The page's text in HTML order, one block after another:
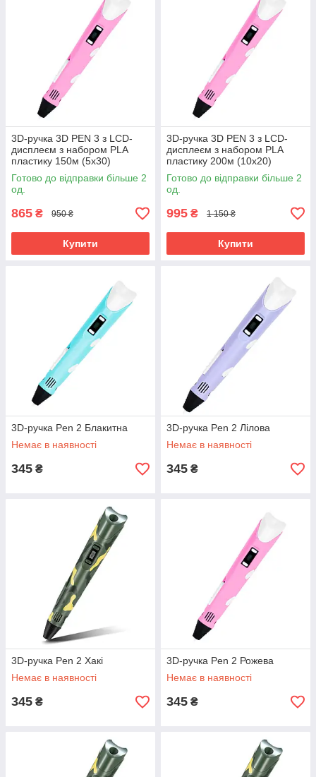
3D-ручка 3D PEN 3 з LCD-
дисплеєм з набором PLA
пластику 150м (5х30)
Рожевий
Готово до відправки більше 2
од.
865 ₴ 950 ₴
Купити
3D-ручка 3D PEN 3 з LCD-
дисплеєм з набором PLA
пластику 200м (10х20)
Рожевий
Готово до відправки більше 2
од.
995 ₴ 1 150 ₴
Купити
3D-ручка Pen 2 Блакитна
Немає в наявності
345 ₴
3D-ручка Pen 2 Лілова
Немає в наявності
345 ₴
3D-ручка Pen 2 Хакі
Немає в наявності
345 ₴
3D-ручка Pen 2 Рожева
Немає в наявності
345 ₴